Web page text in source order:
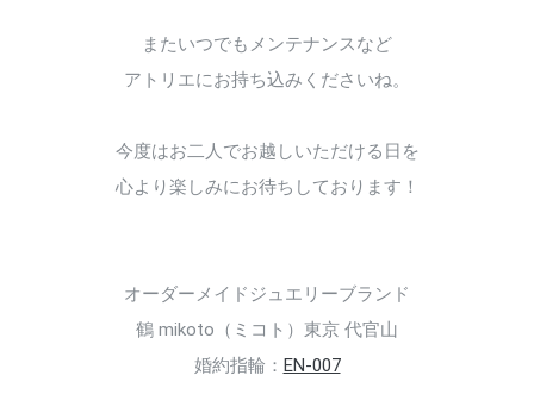
またいつでもメンテナンスなど
アトリエにお持ち込みくださいね。
今度はお二人でお越しいただける日を
心より楽しみにお待ちしております！
オーダーメイドジュエリーブランド
鶴 mikoto（ミコト）東京 代官山
婚約指輪： EN-007